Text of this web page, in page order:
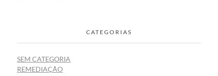
CATEGORIAS
SEM CATEGORIA
REMEDIAÇÃO